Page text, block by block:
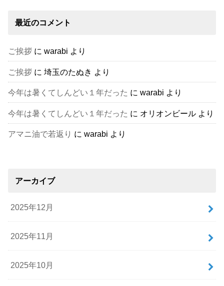
最近のコメント
ご挨拶 にwarabi より
ご挨拶 に埼玉のたぬき より
今年は暑くてしんどい１年だった にwarabi より
今年は暑くてしんどい１年だった に オリオンビール より
アマニ油で若返り にwarabi より
アーカイブ
2025年12月
2025年11月
2025年10月